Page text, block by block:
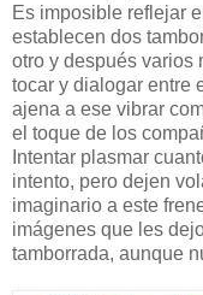
Es imposible reflejar
establecen dos
otro y después varios
tocar y dialogar entre
ajena a ese vibrar
el toque de los
Intentar plasmar
intento, pero dejen
imaginario a este
imágenes que les
tamborrada, aunque